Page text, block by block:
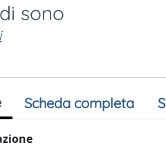
sono
Scheda completa